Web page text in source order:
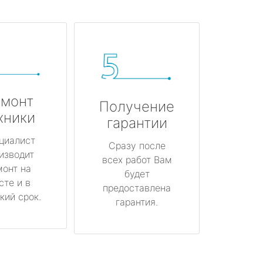
на
и в
срок.
Получение
гарантии
Сразу после
всех работ Вам
будет
предоставлена
гарантия.